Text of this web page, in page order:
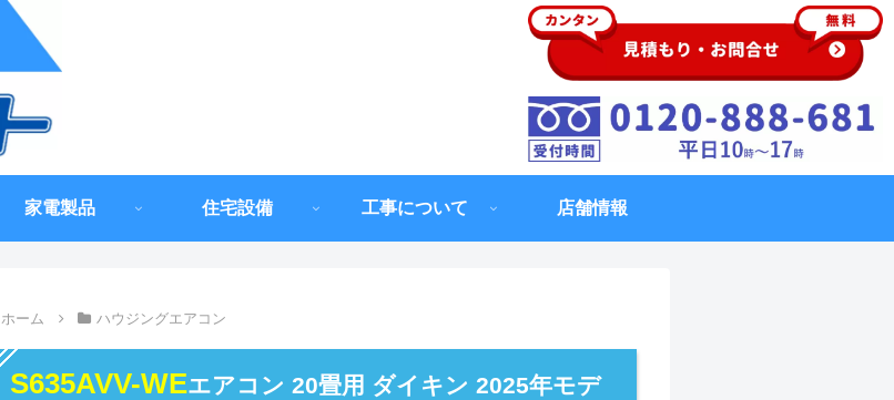
家電製品 住宅設備 工事について 店舗情報
ホーム ハウジングエアコン
S635AVV-WEエアコン 20畳用 ダイキン 2025年モデ